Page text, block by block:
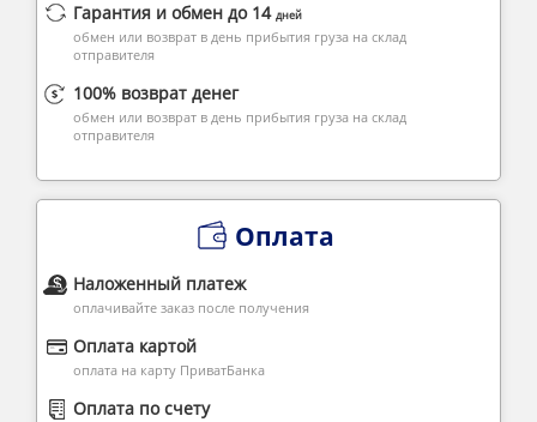
Гарантия и обмен до 14 дней
обмен или возврат в день прибытия груза на склад
отправителя
100% возврат денег
обмен или возврат в день прибытия груза на склад
отправителя
Оплата
Наложенный платеж
оплачивайте заказ после получения
Оплата картой
оплата на карту ПриватБанка
Оплата по счету